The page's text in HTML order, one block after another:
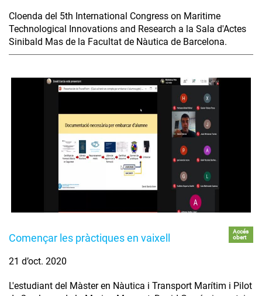
Cloenda del 5th International Congress on Maritime
Technological Innovations and Research a la Sala d'Actes
Sinibald Mas de la Facultat de Nàutica de Barcelona.
Començar les pràctiques en vaixell
Accés
obert
21 d’oct. 2020
L'estudiant del Màster en Nàutica i Transport Marítim i Pilot